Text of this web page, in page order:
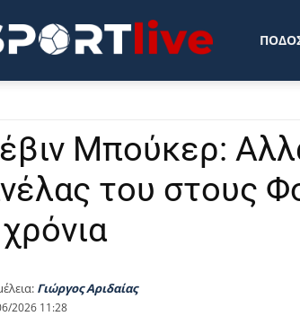
Sportlive.gr
Μπούκερ:
του στους
Γιώργος Αριδαίας
2026 11:28